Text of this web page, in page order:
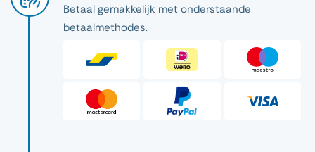
Betaal gemakkelijk met onderstaande
betaalmethodes.